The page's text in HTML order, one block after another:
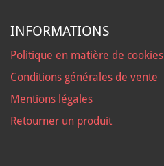
INFORMATIONS
Politique en matière de cookies
Conditions générales de vente
Mentions légales
Retourner un produit